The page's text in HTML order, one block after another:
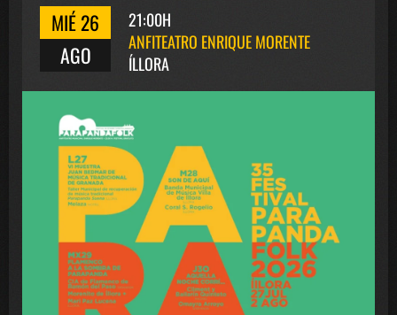
MIÉ 26
AGO
21:00H
ANFITEATRO ENRIQUE MORENTE
ÍLLORA